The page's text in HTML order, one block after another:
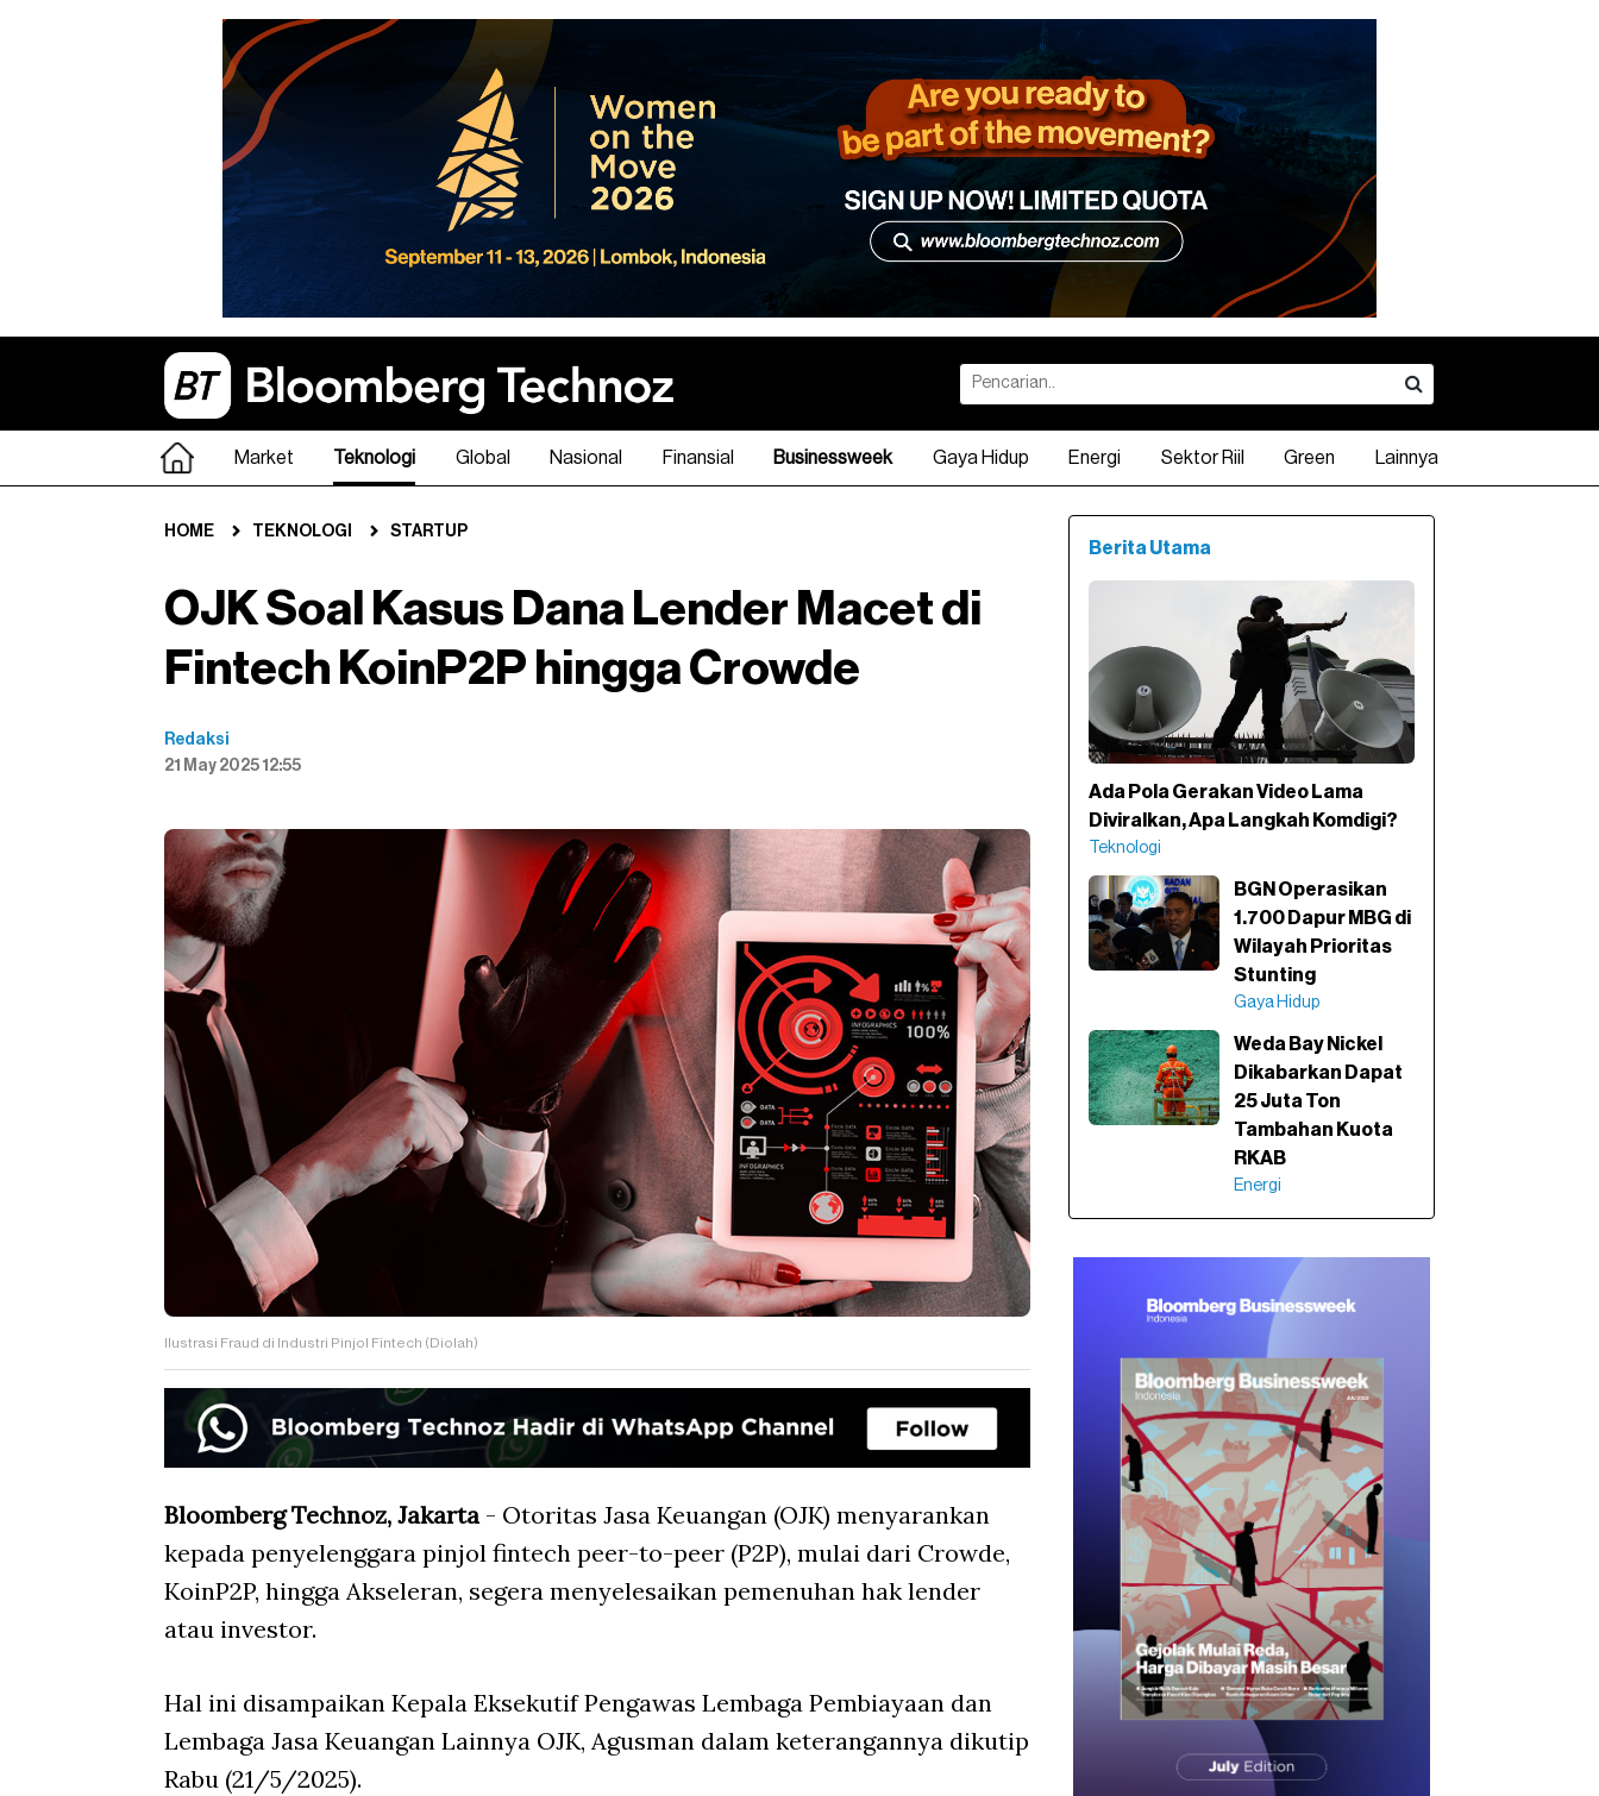
Market Teknologi Global Nasional Finansial Businessweek Gaya Hidup Energi Sektor Riil Green Lainnya
HOME TEKNOLOGI STARTUP
OJK Soal Kasus Dana Lender Macet di
Fintech KoinP2P hingga Crowde
Redaksi
21 May 2025 12:55
Ilustrasi Fraud di Industri Pinjol Fintech (Diolah)
Bloomberg Technoz, Jakarta- Otoritas Jasa Keuangan (OJK) menyarankan
kepada penyelenggara pinjol fintech peer-to-peer (P2P), mulai dari Crowde,
KoinP2P, hingga Akseleran, segera menyelesaikan pemenuhan hak lender
atau investor.
Hal ini disampaikan Kepala Eksekutif Pengawas Lembaga Pembiayaan dan
Lembaga Jasa Keuangan Lainnya OJK, Agusman dalam keterangannya dikutip
Rabu (21/5/2025).
Berita Utama
Ada Pola Gerakan Video Lama
Diviralkan, Apa Langkah Komdigi?
Teknologi
BGN Operasikan
1.700 Dapur MBG di
Wilayah Prioritas
Stunting
Gaya Hidup
Weda Bay Nickel
Dikabarkan Dapat
25 Juta Ton
Tambahan Kuota
RKAB
Energi